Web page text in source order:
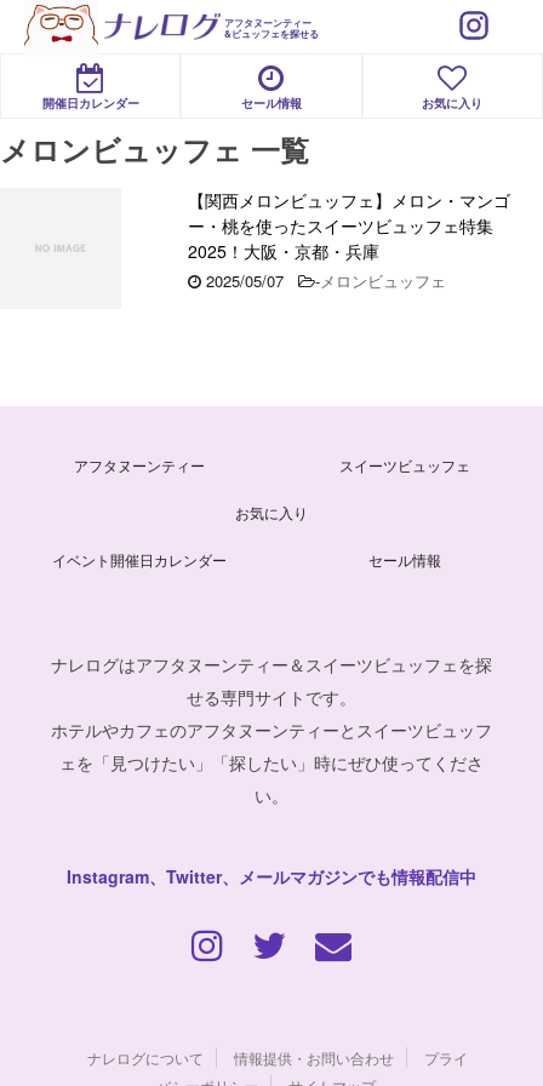
アフタヌーンティー
&ビュッフェを探せる
開催日カレンダー セール情報 お気に入り
メロンビュッフェ 一覧
【関西メロンビュッフェ】メロン・マンゴ
ー・桃を使ったスイーツビュッフェ特集
2025！大阪・京都・兵庫
2025/05/07 -メロンビュッフェ
アフタヌーンティー スイーツビュッフェ
お気に入り
イベント開催日カレンダー セール情報
ナレログはアフタヌーンティー＆スイーツビュッフェを探
せる専門サイトです。
ホテルやカフェのアフタヌーンティーとスイーツビュッフ
ェを「見つけたい」「探したい」時にぜひ使ってくださ
い。
Instagram、Twitter、メールマガジンでも情報配信中
ナレログについて 情報提供・お問い合わせ
プライ